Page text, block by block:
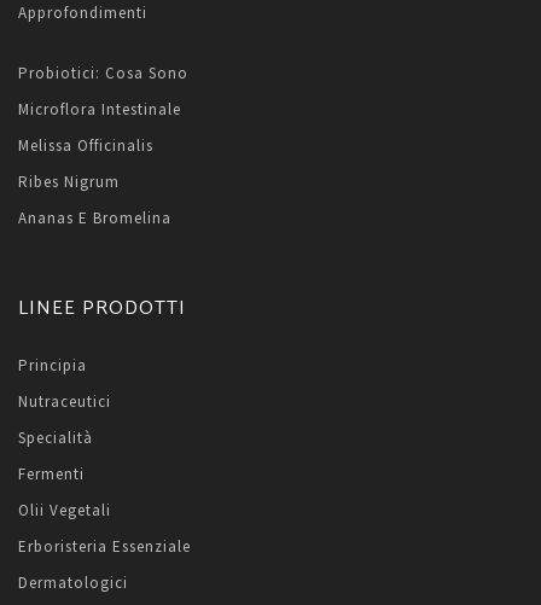
Approfondimenti
Probiotici: Cosa Sono
Microflora Intestinale
Melissa Officinalis
Ribes Nigrum
Ananas E Bromelina
LINEE PRODOTTI
Principia
Nutraceutici
Specialità
Fermenti
Olii Vegetali
Erboristeria Essenziale
Dermatologici